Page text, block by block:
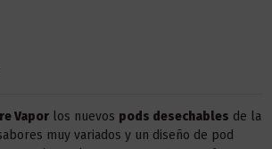
Vaporlos nuevos pods desechables de la
muy variados y un diseño de pod